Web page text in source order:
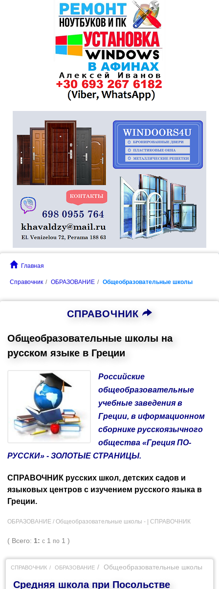
Главная
Справочник ОБРАЗОВАНИЕ Общеобразовательные школы
СПРАВОЧНИК
Общеобразовательные школы на
русском языке в Греции
Российские
общеобразовательные
учебные заведения в
Греции, в иформационном
сборнике русскоязычного
общества «Греция ПО-
РУССКИ» - ЗОЛОТЫЕ СТРАНИЦЫ.
СПРАВОЧНИК русских школ, детских садов и
языковых центров с изучением русского языка в
Греции.
ОБРАЗОВАНИЕ / Общеобразовательные школы - | СПРАВОЧНИК
( Всего: 1: с 1 по 1 )
СПРАВОЧНИК ОБРАЗОВАНИЕ Общеобразовательные школы
Средняя школа при Посольстве